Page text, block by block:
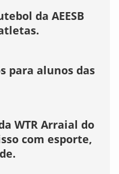
da AEESB
para alunos das
WTR Arraial do
com esporte,